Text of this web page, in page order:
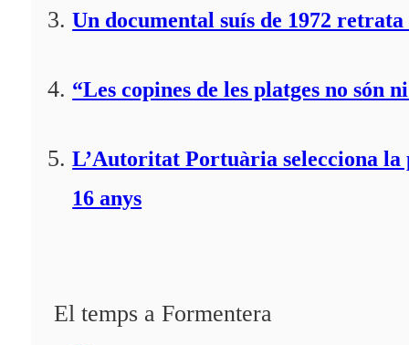
Un documental suís de 1972
“Les copines de les platges no
L’Autoritat Portuària selecciona
16 anys
El temps a Formentera